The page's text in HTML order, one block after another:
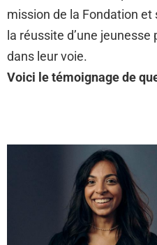
mission de la Fondation et
la réussite d’une
dans leur voie.
Voici le témoignage de